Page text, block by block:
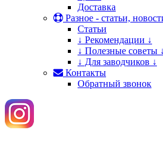
Доставка
Разное - статьи,
Статьи
↓ Рекомендации ↓
↓ Полезные советы ↓
↓ Для заводчиков ↓
Контакты
Обратный звонок